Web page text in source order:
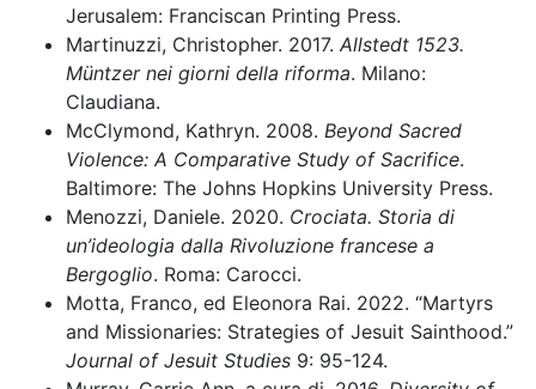
Jerusalem: Franciscan Printing Press.
Martinuzzi, Christopher. 2017. Allstedt 1523.
Müntzer nei giorni della riforma. Milano:
Claudiana.
McClymond, Kathryn. 2008. Beyond Sacred
Violence: A Comparative Study of Sacrifice.
Baltimore: The Johns Hopkins University Press.
Menozzi, Daniele. 2020. Crociata. Storia di
un’ideologia dalla Rivoluzione francese a
Bergoglio. Roma: Carocci.
Motta, Franco, ed Eleonora Rai. 2022. “Martyrs
and Missionaries: Strategies of Jesuit Sainthood.”
Journal of Jesuit Studies 9: 95-124.